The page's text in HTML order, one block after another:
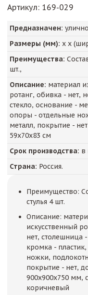
Артикул: 169-029
Предназначен:
Размеры (мм): х х
Преимущества:
шт.,
Описание: материал
ротанг, обивка - нет,
стекло, основание -
опоры - отдельные
металл, покрытие -
59х70х83 см
Срок производства: в
Страна: Россия.
Преимущество:
стулья 4 шт.
Описание:
искусственный
нет, столешница
кромка -
ножки,
покрытие - нет,
900х900х750 мм,
коричневый